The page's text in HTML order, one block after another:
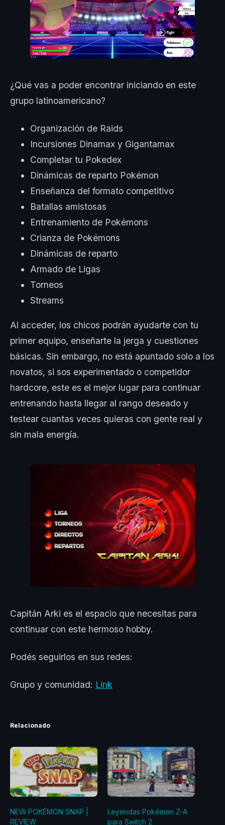
¿Qué vas a poder encontrar iniciando en este
grupo latinoamericano?
Organización de Raids
Incursiones Dinamax y Gigantamax
Completar tu Pokedex
Dinámicas de reparto Pokémon
Enseñanza del formato competitivo
Batallas amistosas
Entrenamiento de Pokémons
Crianza de Pokémons
Dinámicas de reparto
Armado de Ligas
Torneos
Streams
Al acceder, los chicos podrán ayudarte con tu
primer equipo, enseñarte la jerga y cuestiones
básicas. Sin embargo, no está apuntado solo a los
novatos, si sos experimentado o competidor
hardcore, este es el mejor lugar para continuar
entrenando hasta llegar al rango deseado y
testear cuantas veces quieras con gente real y
sin mala energía.
Capitán Arki es el espacio que necesitas para
continuar con este hermoso hobby.
Podés seguirlos en sus redes:
Grupo y comunidad: Link
Relacionado
NEW POKÉMON SNAP |
REVIEW
Leyendas Pokémon Z-A
para Switch 2